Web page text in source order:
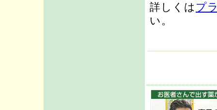
詳しくは プ
い。